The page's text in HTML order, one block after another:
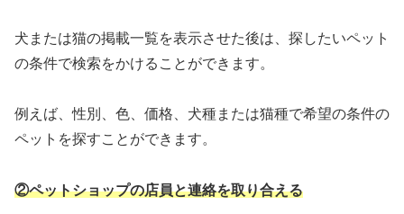
犬または猫の掲載一覧を表示させた後は、探したいペット
の条件で検索をかけることができます。
例えば、性別、色、価格、犬種または猫種で希望の条件の
ペットを探すことができます。
②ペットショップの店員と連絡を取り合える